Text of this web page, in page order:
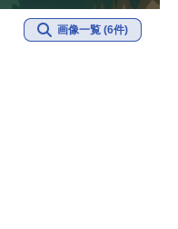
画像一覧 (6件)